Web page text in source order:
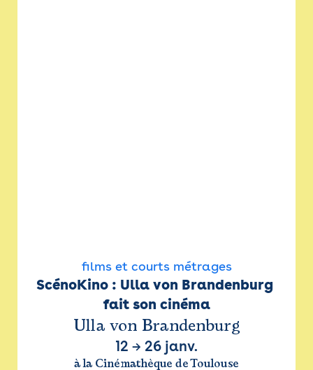
films et courts métrages
ScénoKino : Ulla von Brandenburg
fait son cinéma
Ulla von Brandenburg
12 → 26 janv.
à la Cinémathèque de Toulouse